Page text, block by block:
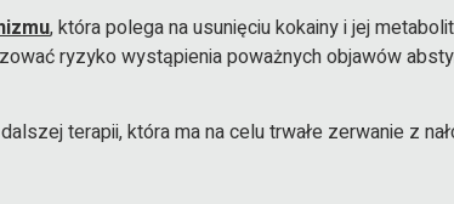
, która polega na usunięciu kokainy i jej
ryzyko wystąpienia poważnych objawów
terapii, która ma na celu trwałe zerwanie z